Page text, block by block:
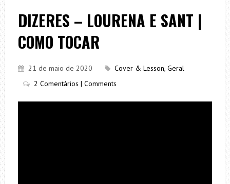
DIZERES – LOURENA E SANT |
COMO TOCAR
21 de maio de 2020 Cover & Lesson, Geral
2 Comentários | Comments